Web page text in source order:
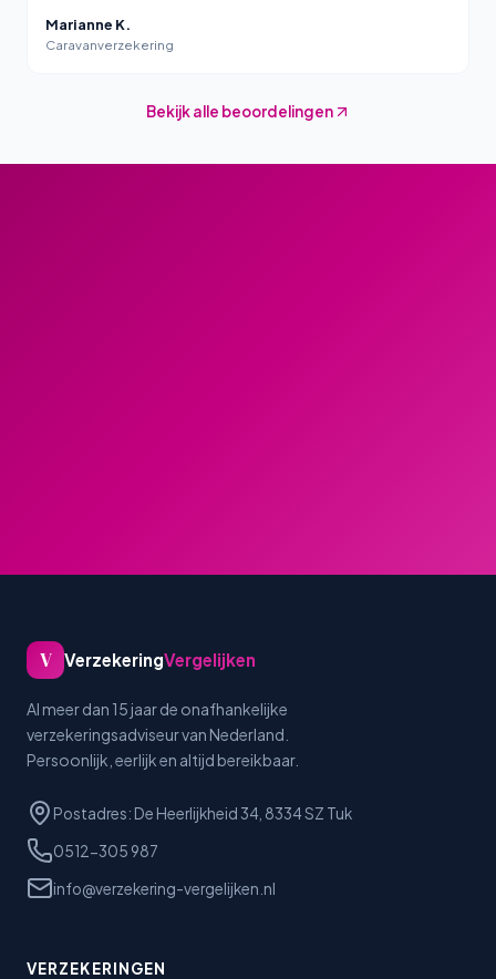
Marianne K.
Caravanverzekering
Bekijk alle beoordelingen
V VerzekeringVergelijken
Al meer dan 15 jaar de onafhankelijke
verzekeringsadviseur van Nederland.
Persoonlijk, eerlijk en altijd bereikbaar.
Postadres: De Heerlijkheid 34, 8334 SZ Tuk
0512-305 987
info@verzekering-vergelijken.nl
VERZEKERINGEN